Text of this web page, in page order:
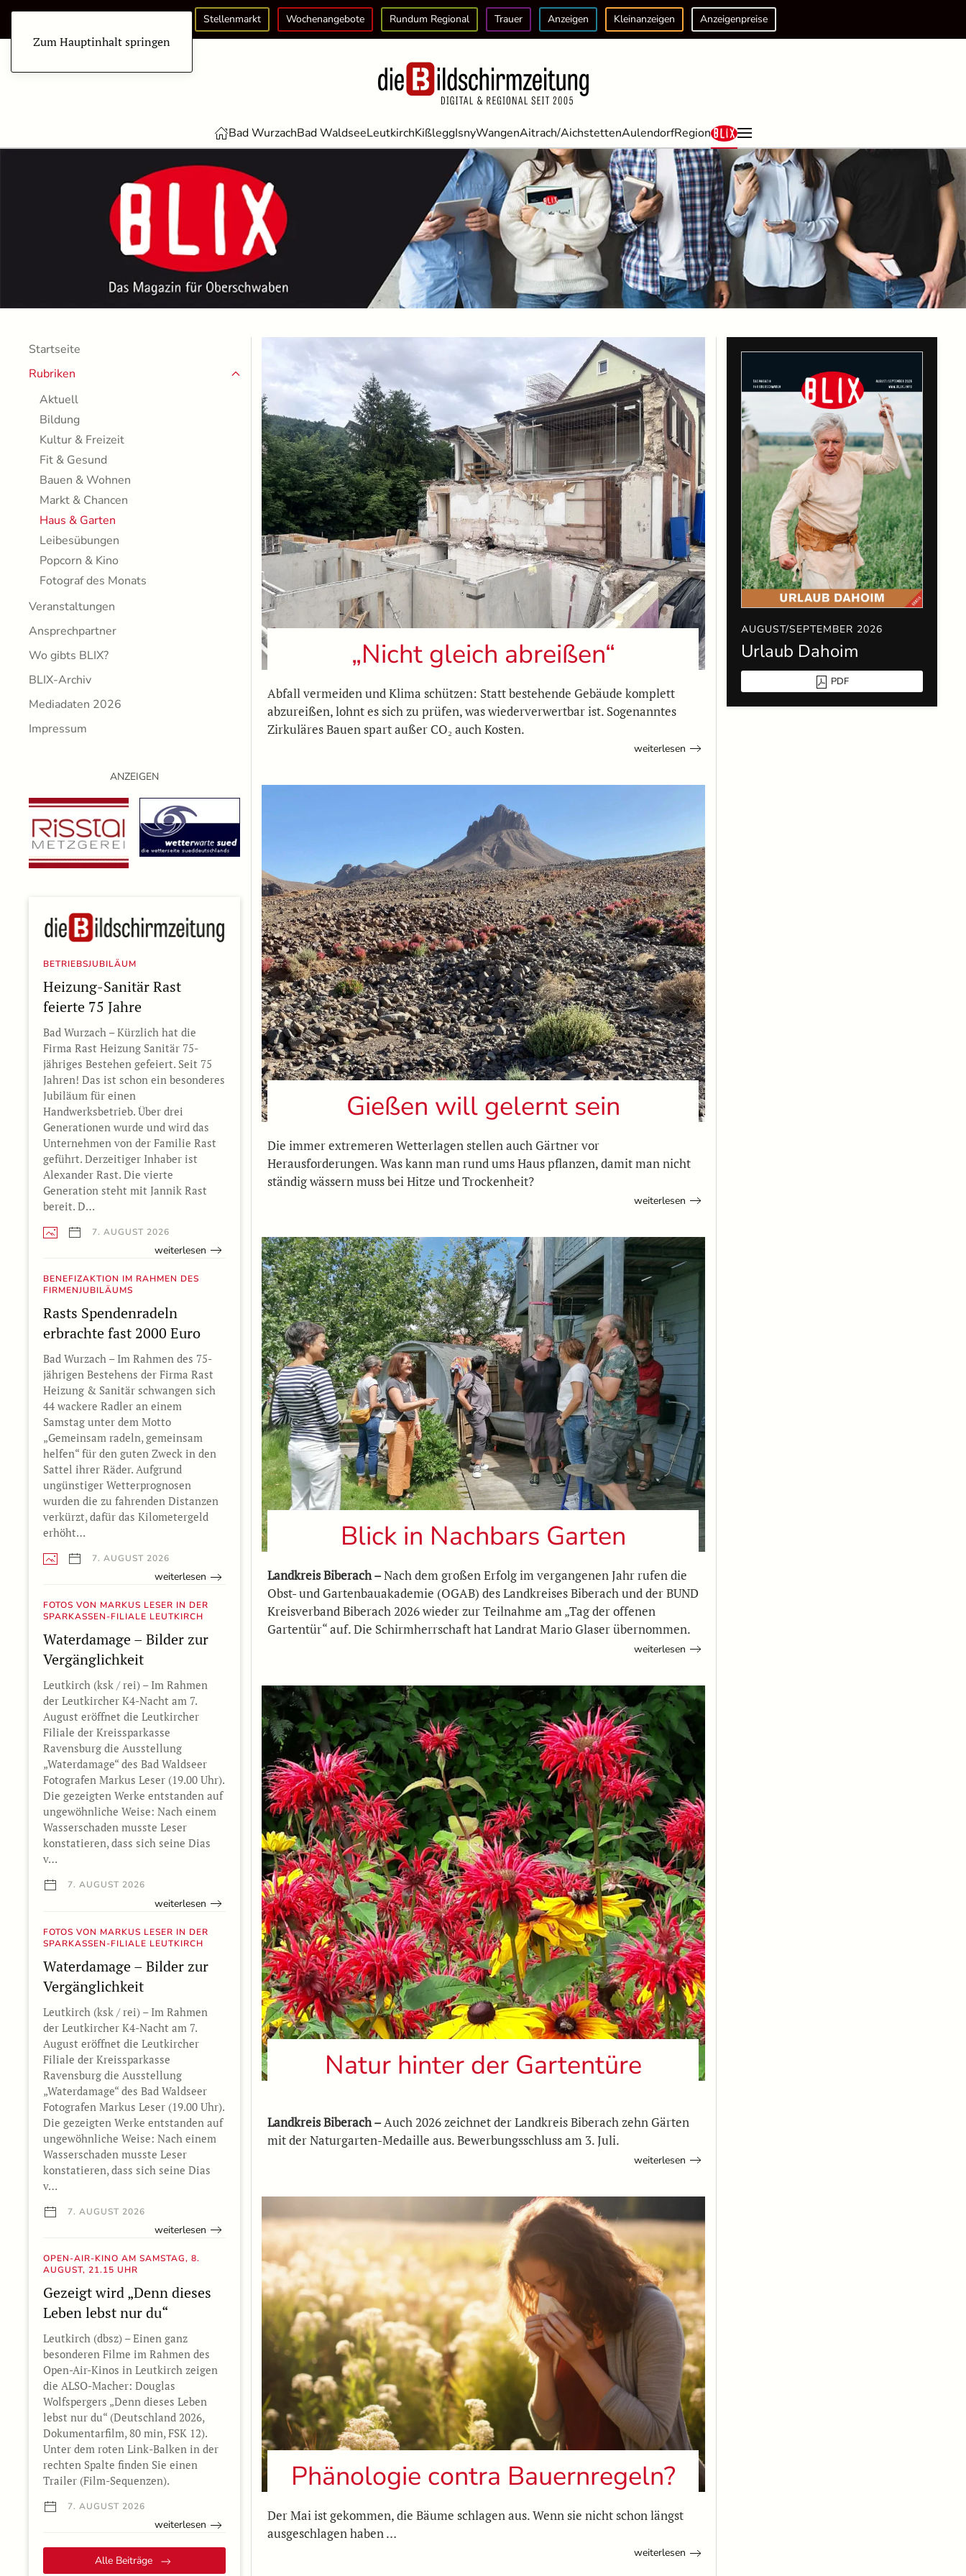
Zum Hauptinhalt springen
Stellenmarkt Wochenangebote Rundum Regional Trauer Anzeigen Kleinanzeigen Anzeigenpreise
Bad WurzachBad WaldseeLeutkirchKißleggIsnyWangenAitrach/AichstettenAulendorfRegion
„Nicht gleich abreißen“
Abfall vermeiden und Klima schützen: Statt bestehende Gebäude komplett
abzureißen, lohnt es sich zu prüfen, was wiederverwertbar ist. Sogenanntes
Zirkuläres Bauen spart außer CO₂ auch Kosten.
weiterlesen
Gießen will gelernt sein
Die immer extremeren Wetterlagen stellen auch Gärtner vor
Herausforderungen. Was kann man rund ums Haus pflanzen, damit man nicht
ständig wässern muss bei Hitze und Trockenheit?
weiterlesen
Blick in Nachbars Garten
Landkreis Biberach –Nach dem großen Erfolg im vergangenen Jahr rufen die
Obst- und Gartenbauakademie (OGAB) des Landkreises Biberach und der BUND
Kreisverband Biberach 2026 wieder zur Teilnahme am „Tag der offenen
Gartentür“ auf. Die Schirmherrschaft hat Landrat Mario Glaser übernommen.
weiterlesen
Natur hinter der Gartentüre
Landkreis Biberach –Auch 2026 zeichnet der Landkreis Biberach zehn Gärten
mit der Naturgarten-Medaille aus. Bewerbungsschluss am 3. Juli.
weiterlesen
Phänologie contra Bauernregeln?
Der Mai ist gekommen, die Bäume schlagen aus. Wenn sie nicht schon längst
ausgeschlagen haben …
weiterlesen
Startseite
Rubriken
Aktuell
Bildung
Kultur & Freizeit
Fit & Gesund
Bauen & Wohnen
Markt & Chancen
Haus & Garten
Leibesübungen
Popcorn & Kino
Fotograf des Monats
Veranstaltungen
Ansprechpartner
Wo gibts BLIX?
BLIX-Archiv
Mediadaten 2026
Impressum
ANZEIGEN
BETRIEBSJUBILÄUM
Heizung-Sanitär Rast
feierte 75 Jahre
Bad Wurzach – Kürzlich hat die
Firma Rast Heizung Sanitär 75-
jähriges Bestehen gefeiert. Seit 75
Jahren! Das ist schon ein besonderes
Jubiläum für einen
Handwerksbetrieb. Über drei
Generationen wurde und wird das
Unternehmen von der Familie Rast
geführt. Derzeitiger Inhaber ist
Alexander Rast. Die vierte
Generation steht mit Jannik Rast
bereit. D…
7. AUGUST 2026
weiterlesen
BENEFIZAKTION IM RAHMEN DES
FIRMENJUBILÄUMS
Rasts Spendenradeln
erbrachte fast 2000 Euro
Bad Wurzach – Im Rahmen des 75-
jährigen Bestehens der Firma Rast
Heizung & Sanitär schwangen sich
44 wackere Radler an einem
Samstag unter dem Motto
„Gemeinsam radeln, gemeinsam
helfen“ für den guten Zweck in den
Sattel ihrer Räder. Aufgrund
ungünstiger Wetterprognosen
wurden die zu fahrenden Distanzen
verkürzt, dafür das Kilometergeld
erhöht…
7. AUGUST 2026
weiterlesen
FOTOS VON MARKUS LESER IN DER
SPARKASSEN-FILIALE LEUTKIRCH
Waterdamage – Bilder zur
Vergänglichkeit
Leutkirch (ksk / rei) – Im Rahmen
der Leutkircher K4-Nacht am 7.
August eröffnet die Leutkircher
Filiale der Kreissparkasse
Ravensburg die Ausstellung
„Waterdamage“ des Bad Waldseer
Fotografen Markus Leser (19.00 Uhr).
Die gezeigten Werke entstanden auf
ungewöhnliche Weise: Nach einem
Wasserschaden musste Leser
konstatieren, dass sich seine Dias
v…
7. AUGUST 2026
weiterlesen
FOTOS VON MARKUS LESER IN DER
SPARKASSEN-FILIALE LEUTKIRCH
Waterdamage – Bilder zur
Vergänglichkeit
Leutkirch (ksk / rei) – Im Rahmen
der Leutkircher K4-Nacht am 7.
August eröffnet die Leutkircher
Filiale der Kreissparkasse
Ravensburg die Ausstellung
„Waterdamage“ des Bad Waldseer
Fotografen Markus Leser (19.00 Uhr).
Die gezeigten Werke entstanden auf
ungewöhnliche Weise: Nach einem
Wasserschaden musste Leser
konstatieren, dass sich seine Dias
v…
7. AUGUST 2026
weiterlesen
OPEN-AIR-KINO AM SAMSTAG, 8.
AUGUST, 21.15 UHR
Gezeigt wird „Denn dieses
Leben lebst nur du“
Leutkirch (dbsz) – Einen ganz
besonderen Filme im Rahmen des
Open-Air-Kinos in Leutkirch zeigen
die ALSO-Macher: Douglas
Wolfspergers „Denn dieses Leben
lebst nur du“ (Deutschland 2026,
Dokumentarfilm, 80 min, FSK 12).
Unter dem roten Link-Balken in der
rechten Spalte finden Sie einen
Trailer (Film-Sequenzen).
7. AUGUST 2026
weiterlesen
Alle Beiträge
AUGUST/SEPTEMBER 2026
Urlaub Dahoim
PDF